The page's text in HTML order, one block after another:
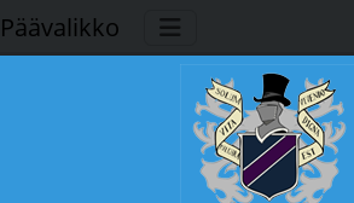
Päävalikko